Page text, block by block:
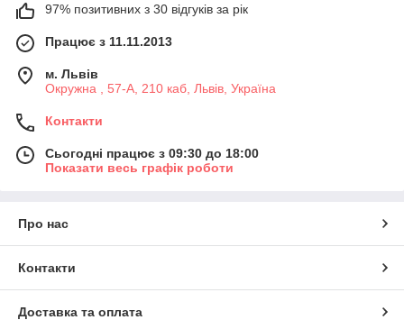
97% позитивних з 30 відгуків за рік
Працює з 11.11.2013
м. Львів
Окружна , 57-А, 210 каб, Львів, Україна
Контакти
Сьогодні працює з 09:30 до 18:00
Показати весь графік роботи
Про нас
Контакти
Доставка та оплата